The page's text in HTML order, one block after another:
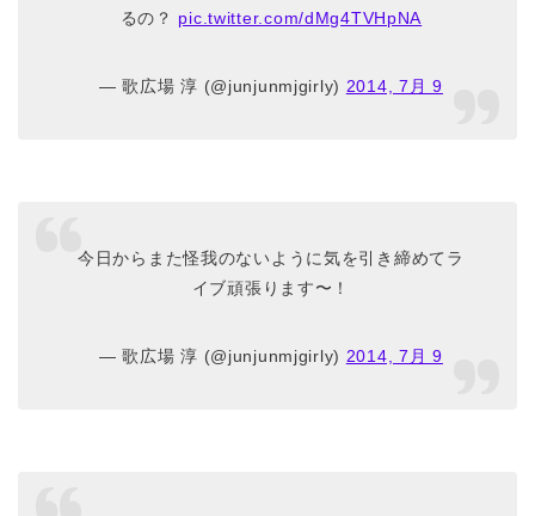
るの？ pic.twitter.com/dMg4TVHpNA
— 歌広場 淳 (@junjunmjgirly) 2014, 7月 9
今日からまた怪我のないように気を引き締めてラ
イブ頑張ります〜！
— 歌広場 淳 (@junjunmjgirly) 2014, 7月 9